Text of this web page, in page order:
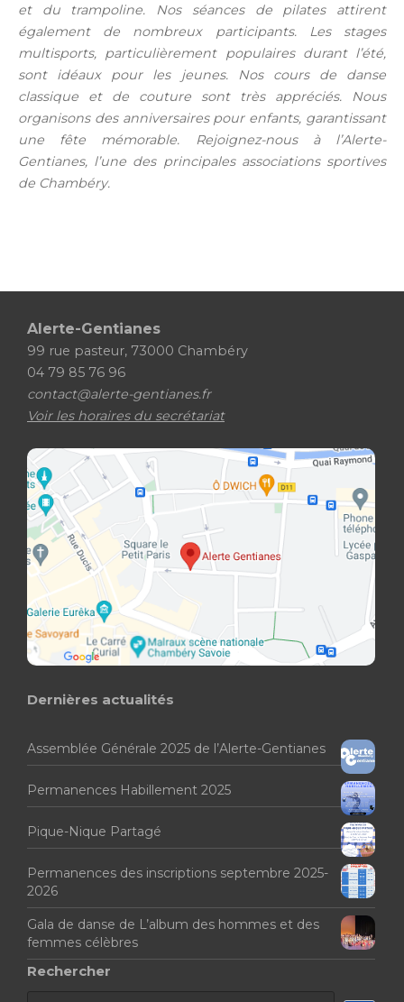
et du trampoline. Nos séances de pilates attirent
également de nombreux participants. Les stages
multisports, particulièrement populaires durant l’été,
sont idéaux pour les jeunes. Nos cours de danse
classique et de couture sont très appréciés. Nous
organisons des anniversaires pour enfants, garantissant
une fête mémorable. Rejoignez-nous à l’Alerte-
Gentianes, l’une des principales associations sportives
de Chambéry.
Alerte-Gentianes
99 rue pasteur, 73000 Chambéry
04 79 85 76 96
contact@alerte-gentianes.fr
Voir les horaires du secrétariat
Dernières actualités
Assemblée Générale 2025 de l’Alerte-Gentianes
Permanences Habillement 2025
Pique-Nique Partagé
Permanences des inscriptions septembre 2025-
2026
Gala de danse de L’album des hommes et des
femmes célèbres
Rechercher